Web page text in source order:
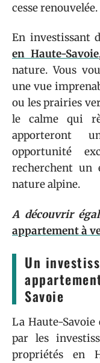
cesse renouvelée.
En investissant
en Haute-Savoie
nature. Vous
une vue
ou les prairies
le calme qui
apporteront
opportunité
recherchent un
nature alpine.
A découvrir
appartement à
Un
Savoie
La Haute-
par les
propriétés en